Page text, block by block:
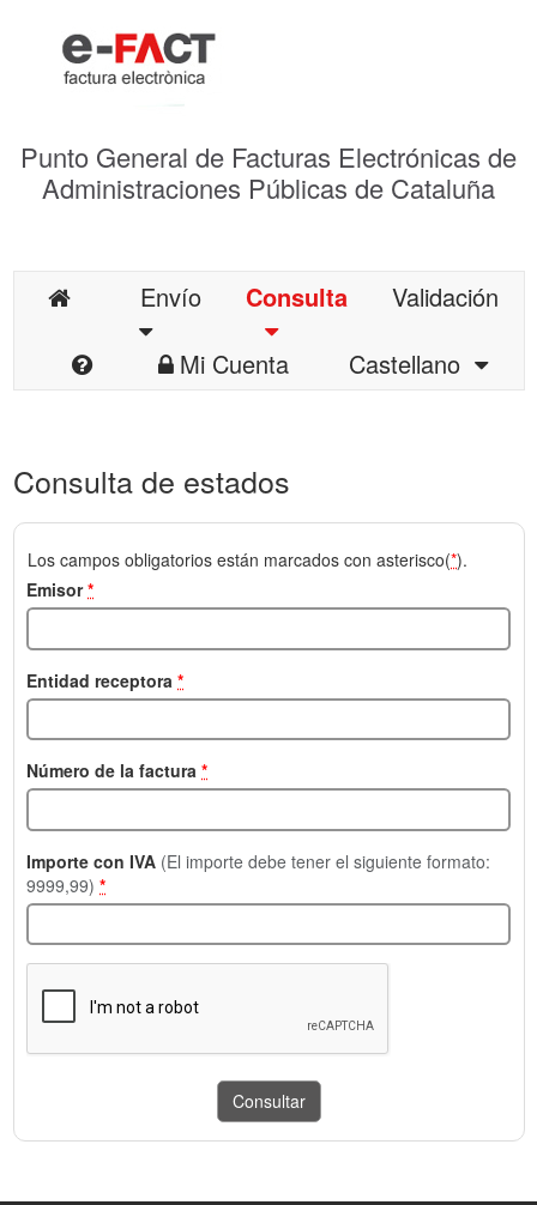
Punto General de Facturas Electrónicas de
Administraciones Públicas de Cataluña
Envío Consulta
Validación
Mi Cuenta
Castellano
Consulta de estados
Los campos obligatorios están marcados con asterisco(*).
Emisor*
Entidad receptora *
Número de la factura *
Importe con IVA (El importe debe tener el siguiente formato:
9999,99) *